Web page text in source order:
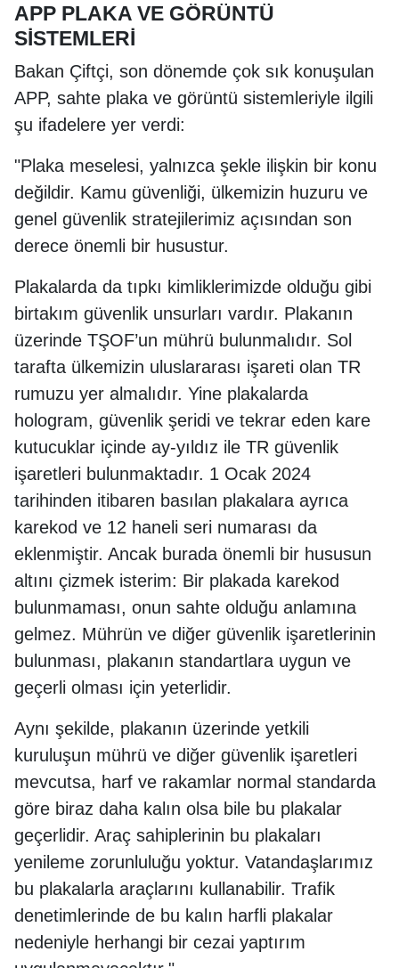
APP PLAKA VE GÖRÜNTÜ
SİSTEMLERİ
Bakan Çiftçi, son dönemde çok sık konuşulan
APP, sahte plaka ve görüntü sistemleriyle ilgili
şu ifadelere yer verdi:
"Plaka meselesi, yalnızca şekle ilişkin bir konu
değildir. Kamu güvenliği, ülkemizin huzuru ve
genel güvenlik stratejilerimiz açısından son
derece önemli bir husustur.
Plakalarda da tıpkı kimliklerimizde olduğu gibi
birtakım güvenlik unsurları vardır. Plakanın
üzerinde TŞOF’un mührü bulunmalıdır. Sol
tarafta ülkemizin uluslararası işareti olan TR
rumuzu yer almalıdır. Yine plakalarda
hologram, güvenlik şeridi ve tekrar eden kare
kutucuklar içinde ay-yıldız ile TR güvenlik
işaretleri bulunmaktadır. 1 Ocak 2024
tarihinden itibaren basılan plakalara ayrıca
karekod ve 12 haneli seri numarası da
eklenmiştir. Ancak burada önemli bir hususun
altını çizmek isterim: Bir plakada karekod
bulunmaması, onun sahte olduğu anlamına
gelmez. Mührün ve diğer güvenlik işaretlerinin
bulunması, plakanın standartlara uygun ve
geçerli olması için yeterlidir.
Aynı şekilde, plakanın üzerinde yetkili
kuruluşun mührü ve diğer güvenlik işaretleri
mevcutsa, harf ve rakamlar normal standarda
göre biraz daha kalın olsa bile bu plakalar
geçerlidir. Araç sahiplerinin bu plakaları
yenileme zorunluluğu yoktur. Vatandaşlarımız
bu plakalarla araçlarını kullanabilir. Trafik
denetimlerinde de bu kalın harfli plakalar
nedeniyle herhangi bir cezai yaptırım